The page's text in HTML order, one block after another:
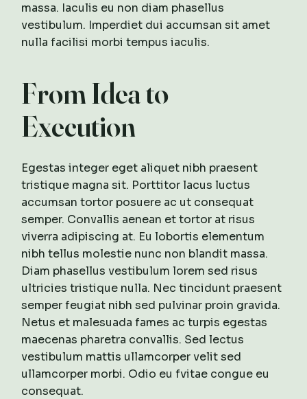
massa. Iaculis eu non diam phasellus
vestibulum. Imperdiet dui accumsan sit amet
nulla facilisi morbi tempus iaculis.
From Idea to
Execution
Egestas integer eget aliquet nibh praesent
tristique magna sit. Porttitor lacus luctus
accumsan tortor posuere ac ut consequat
semper. Convallis aenean et tortor at risus
viverra adipiscing at. Eu lobortis elementum
nibh tellus molestie nunc non blandit massa.
Diam phasellus vestibulum lorem sed risus
ultricies tristique nulla. Nec tincidunt praesent
semper feugiat nibh sed pulvinar proin gravida.
Netus et malesuada fames ac turpis egestas
maecenas pharetra convallis. Sed lectus
vestibulum mattis ullamcorper velit sed
ullamcorper morbi. Odio eu fvitae congue eu
consequat.